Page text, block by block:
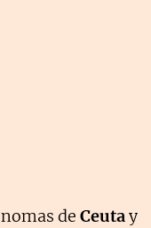
de Ceutay